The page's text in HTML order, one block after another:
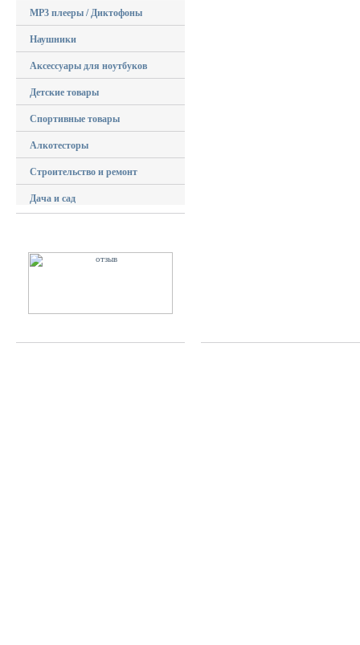
MP3 плееры / Диктофоны
Наушники
Аксессуары для ноутбуков
Детские товары
Спортивные товары
Алкотесторы
Строительство и ремонт
Дача и сад